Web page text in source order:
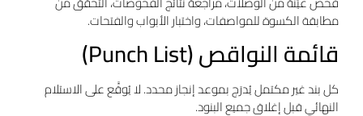
مطابقة الكسوة للمواصفات، واختبار الأبواب والفتحات.
قائمة النواقص (Punch List)
كل بند غير مكتمل يُدرَج بموعد إنجاز محدد. لا يُوقَّع على الاستلام
النهائي قبل إغلاق جميع البنود.